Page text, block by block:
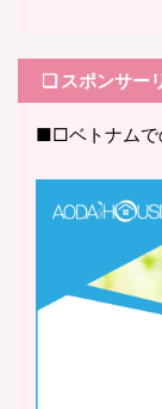
❏ スポンサー
■□ベトナム